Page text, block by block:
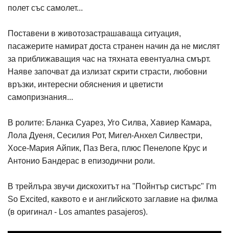
полет със самолет...
Поставени в животозастрашаваща ситуация,
пасажерите намират доста странен начин да не мислят
за приближаващия час на тяхната евентуална смърт.
Наяве започват да излизат скрити страсти, любовни
връзки, интересни обяснения и цветисти
самопризнания...
В ролите: Бланка Суарез, Уго Силва, Хавиер Камара,
Лола Дуеня, Сесилия Рот, Мигел-Анхел Силвестри,
Хосе-Мария Айпик, Паз Вега, плюс Пенелопе Крус и
Антонио Бандерас в епизодични роли.
В трейлъра звучи дискохитът на "Пойнтър систърс" I'm
So Excited, каквото е и английското заглавие на филма
(в оригинал - Los amantes pasajeros).